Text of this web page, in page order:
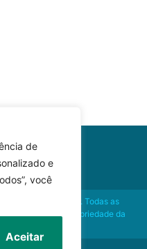
de
e
você
Aceitar
autorizado Senior. Todas as
são propriedade da